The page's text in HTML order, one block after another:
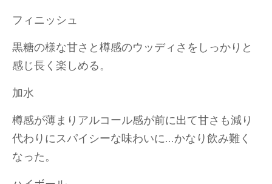
フィニッシュ
黒糖の様な甘さと樽感のウッディさをしっかりと
感じ長く楽しめる。
加水
樽感が薄まりアルコール感が前に出て甘さも減り
代わりにスパイシーな味わいに…かなり飲み難く
なった。